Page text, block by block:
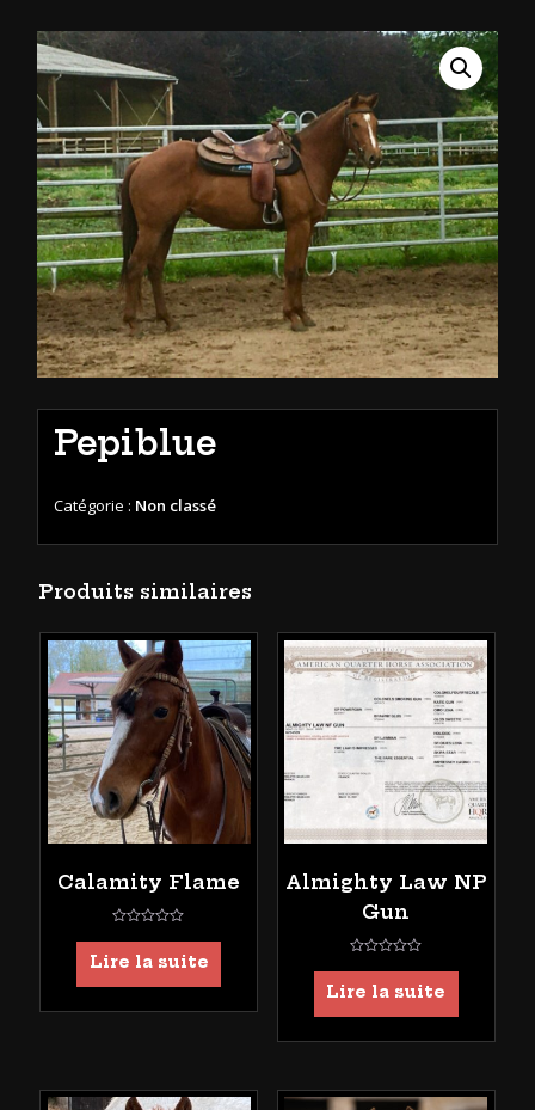
Pepiblue
Catégorie : Non classé
Produits similaires
Calamity Flame
Note
sur
5
Lire la suite
Almighty Law NP
Gun
Note
sur
5
Lire la suite